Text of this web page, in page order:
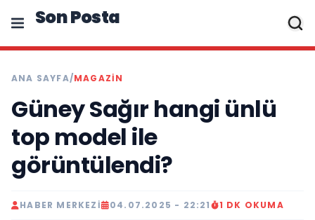
Son Posta
ANA SAYFA/MAGAZIN
Güney Sağır hangi ünlü
top model ile
görüntülendi?
HABER MERKEZI 04.07.2025 - 22:21 1 DK OKUMA